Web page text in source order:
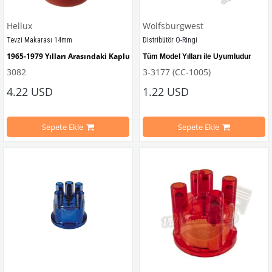
VWCC Parça No : 3-3706 OEM Parça No : AC905001
Hellux
Tevzi Makarası 14mm
1965-1979 Yılları Arasındaki Kaplumbağa Modelleri İle Uyumludur
3082
4.22 USD
Sepete Ekle
Wolfsburgwest
Distribütör O-Ringi
Tüm Model Yılları ile Uyumludur
3-3177
3-3177 (CC-1005)
1.22 USD
Sepete Ekle